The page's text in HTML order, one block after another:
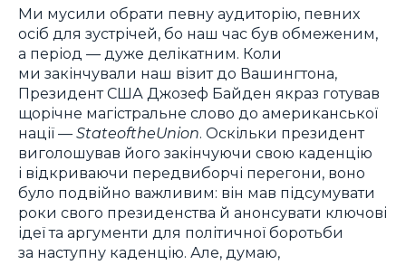
Ми мусили обрати певну аудиторію, певних
осіб для зустрічей, бо наш час був обмеженим,
а період — дуже делікатним. Коли
ми закінчували наш візит до Вашингтона,
Президент США Джозеф Байден якраз готував
щорічне магістральне слово до американської
нації — StateoftheUnion. Оскільки президент
виголошував його закінчуючи свою каденцію
і відкриваючи передвиборчі перегони, воно
було подвійно важливим: він мав підсумувати
роки свого президенства й анонсувати ключові
ідеї та аргументи для політичної боротьби
за наступну каденцію. Але, думаю,